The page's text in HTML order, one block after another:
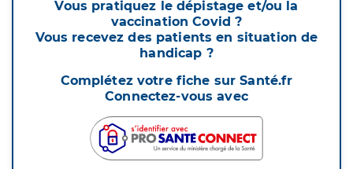
Vous pratiquez le dépistage et/ou la
vaccination Covid ?
Vous recevez des patients en situation de
handicap ?
Complétez votre fiche sur Santé.fr
Connectez-vous avec